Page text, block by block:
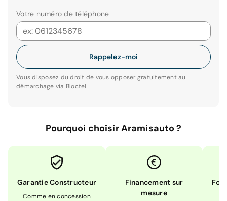
Votre numéro de téléphone
Rappelez-moi
Vous disposez du droit de vous opposer gratuitement au
démarchage via Bloctel
Pourquoi choisir Aramisauto ?
Garantie Constructeur
Comme en concession
Financement sur
mesure